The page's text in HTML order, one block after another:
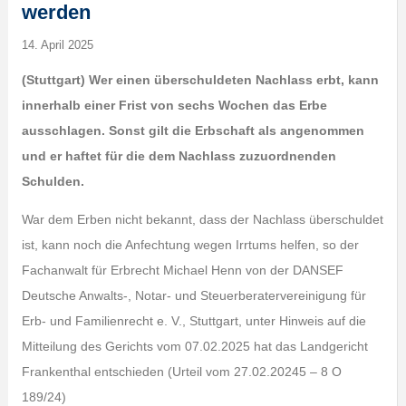
werden
14. April 2025
(Stuttgart) Wer einen überschuldeten Nachlass erbt, kann
innerhalb einer Frist von sechs Wochen das Erbe
ausschlagen. Sonst gilt die Erbschaft als angenommen
und er haftet für die dem Nachlass zuzuordnenden
Schulden.
War dem Erben nicht bekannt, dass der Nachlass überschuldet
ist, kann noch die Anfechtung wegen Irrtums helfen, so der
Fachanwalt für Erbrecht Michael Henn von der DANSEF
Deutsche Anwalts-, Notar- und Steuerberatervereinigung für
Erb- und Familienrecht e. V., Stuttgart, unter Hinweis auf die
Mitteilung des Gerichts vom 07.02.2025 hat das Landgericht
Frankenthal entschieden (Urteil vom 27.02.20245 – 8 O
189/24)